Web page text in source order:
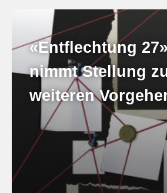
«Entflechtung
nimmt Stellung
weiteren